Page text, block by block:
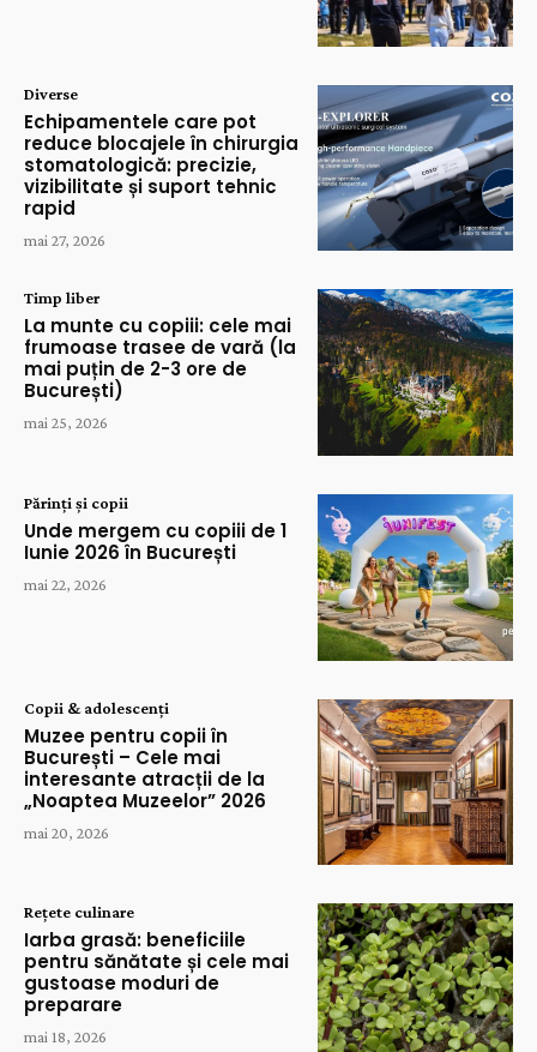
Diverse
Echipamentele care pot
reduce blocajele în chirurgia
stomatologică: precizie,
vizibilitate și suport tehnic
rapid
mai 27, 2026
Timp liber
La munte cu copiii: cele mai
frumoase trasee de vară (la
mai puțin de 2-3 ore de
București)
mai 25, 2026
Părinți și copii
Unde mergem cu copiii de 1
Iunie 2026 în București
mai 22, 2026
Copii & adolescenți
Muzee pentru copii în
București – Cele mai
interesante atracții de la
„Noaptea Muzeelor” 2026
mai 20, 2026
Rețete culinare
Iarba grasă: beneficiile
pentru sănătate și cele mai
gustoase moduri de
preparare
mai 18, 2026